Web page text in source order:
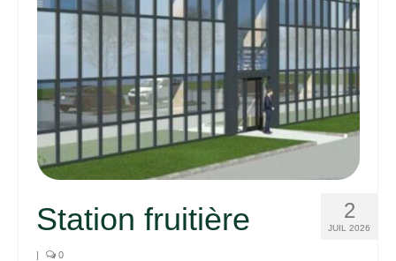
2
JUIL 2026
Station fruitière
| 0